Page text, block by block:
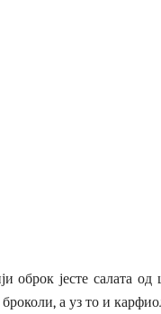
оброк јесте салата
а уз то и